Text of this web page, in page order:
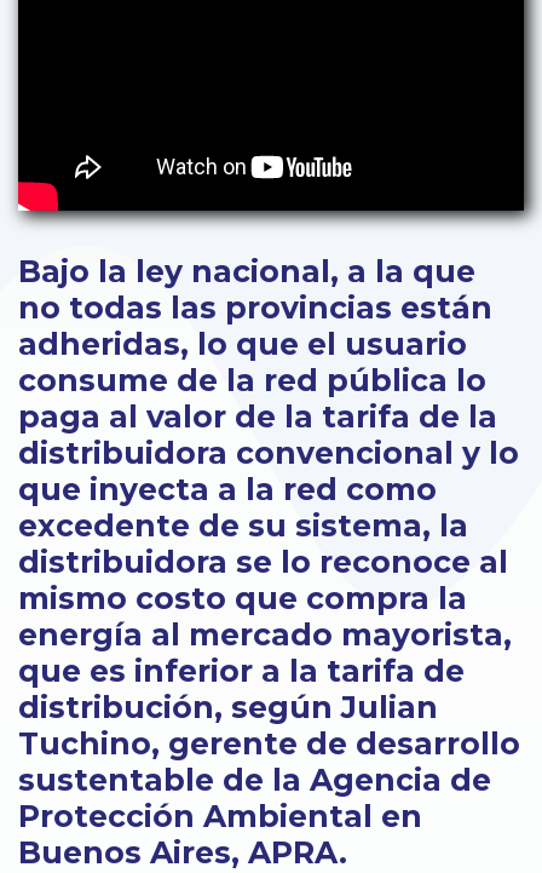
Bajo la ley nacional, a la que
no todas las provincias están
adheridas, lo que el usuario
consume de la red pública lo
paga al valor de la tarifa de la
distribuidora convencional y lo
que inyecta a la red como
excedente de su sistema, la
distribuidora se lo reconoce al
mismo costo que compra la
energía al mercado mayorista,
que es inferior a la tarifa de
distribución, según Julian
Tuchino, gerente de desarrollo
sustentable de la Agencia de
Protección Ambiental en
Buenos Aires, APRA.